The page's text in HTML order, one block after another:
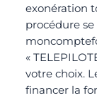
exonération
procédure
«
votre choix.
financer la